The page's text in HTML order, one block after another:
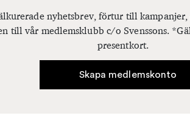
nyhetsbrev, förtur till
till vår medlemsklubb c/o Svenssons.
presentkort.
Skapa medlemskonto